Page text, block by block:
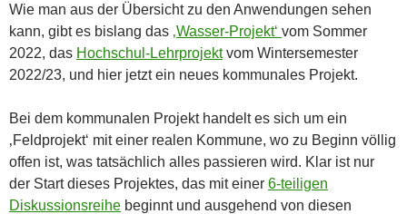
Wie man aus der Übersicht zu den Anwendungen sehen
kann, gibt es bislang das ‚Wasser-Projekt‘ vom Sommer
2022, das Hochschul-Lehrprojektvom Wintersemester
2022/23, und hier jetzt ein neues kommunales Projekt.
Bei dem kommunalen Projekt handelt es sich um ein
‚Feldprojekt‘ mit einer realen Kommune, wo zu Beginn völlig
offen ist, was tatsächlich alles passieren wird. Klar ist nur
der Start dieses Projektes, das mit einer 6-teiligen
Diskussionsreihe beginnt und ausgehend von diesen